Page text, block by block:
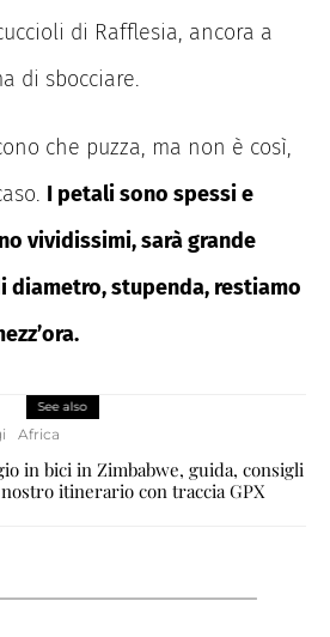
di Rafflesia, ancora a
di sbocciare.
che puzza, ma non è così,
I petali sono spessi e
vividissimi, sarà grande
diametro, stupenda, restiamo
See also
Africa
in bici in Zimbabwe, guida, consigli
itinerario con traccia GPX